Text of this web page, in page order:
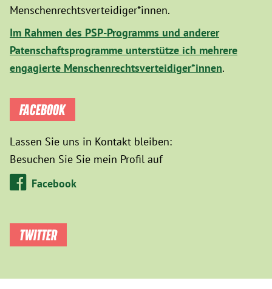
Menschenrechtsverteidiger*innen.
Im Rahmen des PSP-Programms und anderer
Patenschaftsprogramme unterstütze ich mehrere
engagierte Menschenrechtsverteidiger*innen.
FACEBOOK
Lassen Sie uns in Kontakt bleiben:
Besuchen Sie Sie mein Profil auf
Facebook
TWITTER